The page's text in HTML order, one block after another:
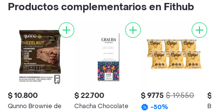
Productos complementarios en Fithub
$ 10.800
Qunno Brownie de
$ 22.700
Chacha Chocolate
$ 9775 $ 19.550
-50%
$